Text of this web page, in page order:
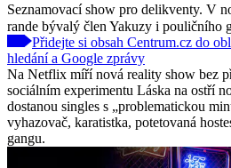
Seznamovací show pro delikventy. V
rande bývalý člen Yakuzy i pouličního
Přidejte si obsah Centrum.cz do
hledání a Google zprávy
Na Netflix míří nová reality show bez
sociálním experimentu Láska na ostří
dostanou singles s „problematickou
vyhazovač, karatistka, potetovaná
gangu.